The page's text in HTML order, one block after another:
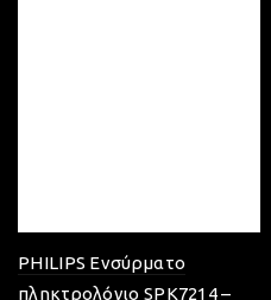
PHILIPS Ενσύρματο
πληκτρολόγιο SPK7214 –